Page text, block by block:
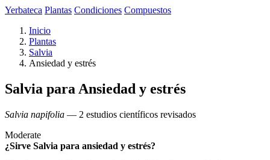
Yerbateca Plantas Condiciones Compuestos
Inicio
Plantas
Salvia
Ansiedad y estrés
Salvia para Ansiedad y estrés
Salvia napifolia — 2 estudios científicos revisados
Moderate
¿Sirve Salvia para ansiedad y estrés?